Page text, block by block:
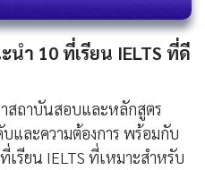
นำ 10 ที่เรียน IELTS ที่ดี
สถาบันสอบและหลักสูตร
และความต้องการ พร้อมกับ
เรียน IELTS ที่เหมาะสำหรับ